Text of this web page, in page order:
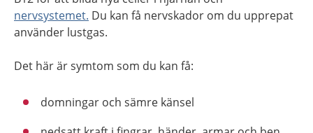
nervsystemet. Du kan få nervskador om du upprepat
använder lustgas.
Det här är symtom som du kan få:
domningar och sämre känsel